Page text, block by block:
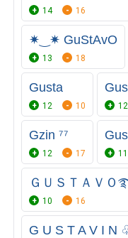
14 16
✷‿✷ GuStAvO
13 18
Gusta
12 10 12
Gzin ⁷⁷
12 17 11
ＧＵＳＴＡＶ
10 16
G U S T A V I N